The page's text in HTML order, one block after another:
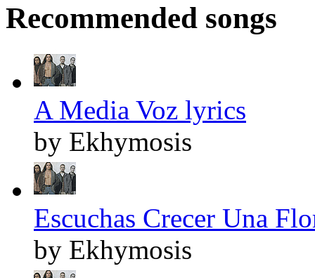
Recommended songs
A Media Voz lyrics
by Ekhymosis
Escuchas Crecer Una
by Ekhymosis